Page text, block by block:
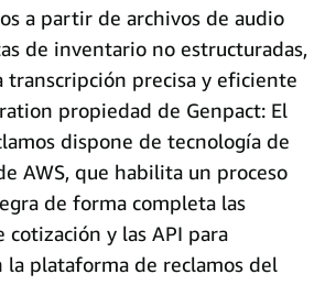
a partir de archivos de audio
de inventario no estructuradas,
transcripción precisa y eficiente
propiedad de Genpact: El
dispone de tecnología de
AWS, que habilita un proceso
de forma completa las
cotización y las API para
la plataforma de reclamos del